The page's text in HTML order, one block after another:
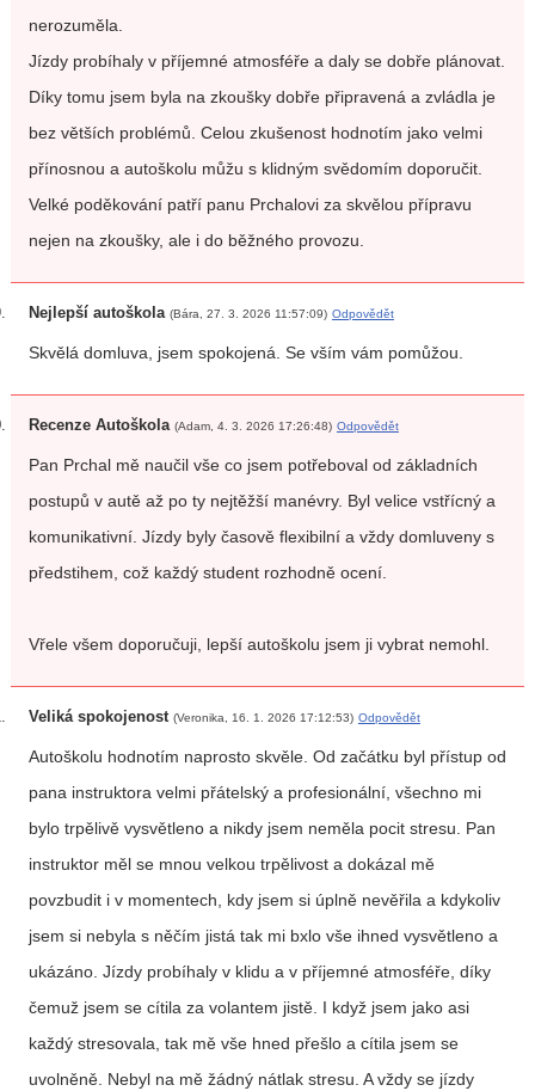
nerozuměla.
Jízdy probíhaly v příjemné atmosféře a daly se dobře plánovat.
Díky tomu jsem byla na zkoušky dobře připravená a zvládla je
bez větších problémů. Celou zkušenost hodnotím jako velmi
přínosnou a autoškolu můžu s klidným svědomím doporučit.
Velké poděkování patří panu Prchalovi za skvělou přípravu
nejen na zkoušky, ale i do běžného provozu.
Nejlepší autoškola (Bára, 27. 3. 2026 11:57:09) Odpovědět
Skvělá domluva, jsem spokojená. Se vším vám pomůžou.
Recenze Autoškola (Adam, 4. 3. 2026 17:26:48) Odpovědět
Pan Prchal mě naučil vše co jsem potřeboval od základních
postupů v autě až po ty nejtěžší manévry. Byl velice vstřícný a
komunikativní. Jízdy byly časově flexibilní a vždy domluveny s
předstihem, což každý student rozhodně ocení.
Vřele všem doporučuji, lepší autoškolu jsem ji vybrat nemohl.
Veliká spokojenost (Veronika, 16. 1. 2026 17:12:53) Odpovědět
Autoškolu hodnotím naprosto skvěle. Od začátku byl přístup od
pana instruktora velmi přátelský a profesionální, všechno mi
bylo trpělivě vysvětleno a nikdy jsem neměla pocit stresu. Pan
instruktor měl se mnou velkou trpělivost a dokázal mě
povzbudit i v momentech, kdy jsem si úplně nevěřila a kdykoliv
jsem si nebyla s něčím jistá tak mi bxlo vše ihned vysvětleno a
ukázáno. Jízdy probíhaly v klidu a v příjemné atmosféře, díky
čemuž jsem se cítila za volantem jistě. I když jsem jako asi
každý stresovala, tak mě vše hned přešlo a cítila jsem se
uvolněně. Nebyl na mě žádný nátlak stresu. A vždy se jízdy